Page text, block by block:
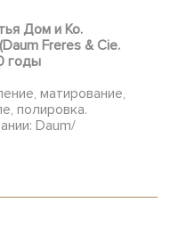
Дом и Ко.
Freres & Cie.
годы
матирование,
полировка.
Daum/